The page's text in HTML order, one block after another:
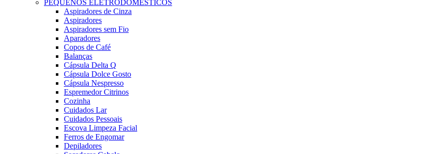
PEQUENOS ELETRODOMÉSTICOS
Aspiradores de Cinza
Aspiradores
Aspiradores sem Fio
Aparadores
Copos de Café
Balanças
Cápsula Delta Q
Cápsula Dolce Gosto
Cápsula Nespresso
Espremedor Citrinos
Cozinha
Cuidados Lar
Cuidados Pessoais
Escova Limpeza Facial
Ferros de Engomar
Depiladores